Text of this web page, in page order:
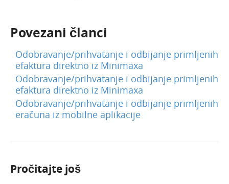
Povezani članci
Odobravanje/prihvatanje i odbijanje primljenih
efaktura direktno iz Minimaxa
Odobravanje/prihvatanje i odbijanje primljenih
efaktura direktno iz Minimaxa
Odobravanje/prihvatanje i odbijanje primljenih
eračuna iz mobilne aplikacije
Pročitajte još